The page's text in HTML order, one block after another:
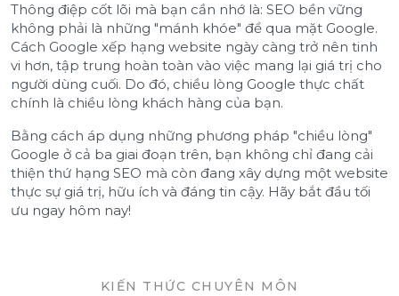
Thông điệp cốt lõi mà bạn cần nhớ là: SEO bền vững
không phải là những "mánh khóe" để qua mặt Google.
Cách Google xếp hạng website ngày càng trở nên tinh
vi hơn, tập trung hoàn toàn vào việc mang lại giá trị cho
người dùng cuối. Do đó, chiều lòng Google thực chất
chính là chiều lòng khách hàng của bạn.
Bằng cách áp dụng những phương pháp "chiều lòng"
Google ở cả ba giai đoạn trên, bạn không chỉ đang cải
thiện thứ hạng SEO mà còn đang xây dựng một website
thực sự giá trị, hữu ích và đáng tin cậy. Hãy bắt đầu tối
ưu ngay hôm nay!
KIẾN THỨC CHUYÊN MÔN